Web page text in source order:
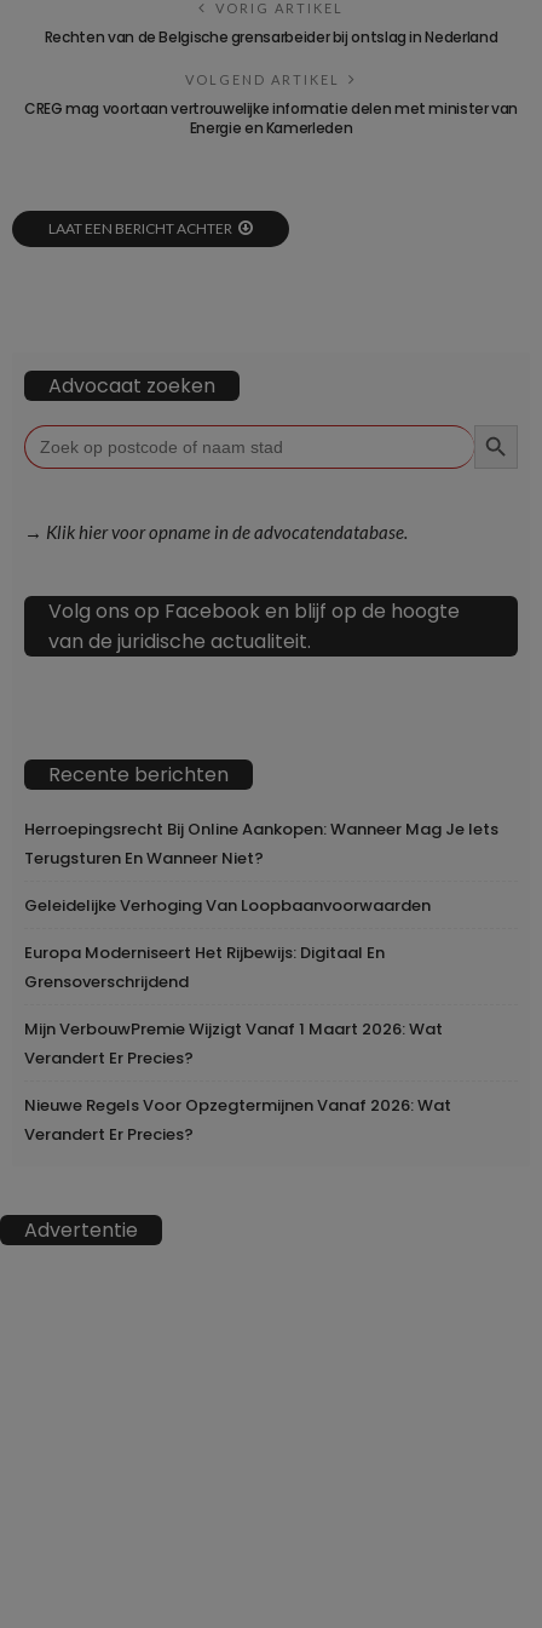
VORIG ARTIKEL
Rechten van de Belgische grensarbeider bij ontslag in Nederland
VOLGEND ARTIKEL
CREG mag voortaan vertrouwelijke informatie delen met minister van
Energie en Kamerleden
LAAT EEN BERICHT ACHTER
Advocaat zoeken
Zoek
naar:
→ Klik hier voor opname in de advocatendatabase.
Volg ons op Facebook en blijf op de hoogte
van de juridische actualiteit.
Recente berichten
Herroepingsrecht Bij Online Aankopen: Wanneer Mag Je Iets
Terugsturen En Wanneer Niet?
Geleidelijke Verhoging Van Loopbaanvoorwaarden
Europa Moderniseert Het Rijbewijs: Digitaal En
Grensoverschrijdend
Mijn VerbouwPremie Wijzigt Vanaf 1 Maart 2026: Wat
Verandert Er Precies?
Nieuwe Regels Voor Opzegtermijnen Vanaf 2026: Wat
Verandert Er Precies?
Advertentie